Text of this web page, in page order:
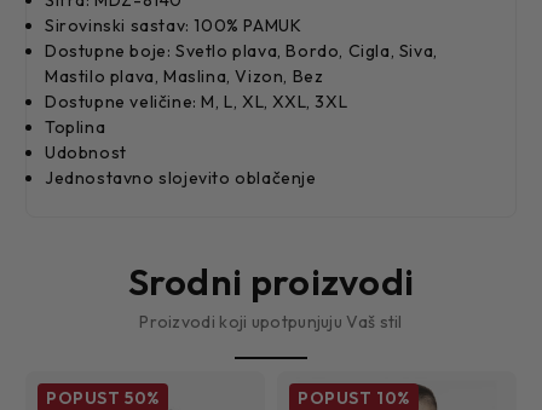
Sirovinski sastav: 100% PAMUK
Dostupne boje: Svetlo plava, Bordo, Cigla, Siva,
Mastilo plava, Maslina, Vizon, Bez
Dostupne veličine: M, L, XL, XXL, 3XL
Toplina
Udobnost
Jednostavno slojevito oblačenje
Srodni proizvodi
Proizvodi koji upotpunjuju Vaš stil
POPUST50% POPUST 10%